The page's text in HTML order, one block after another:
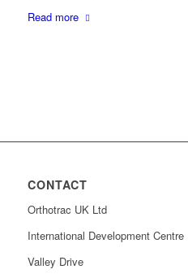
Read more
CONTACT
Orthotrac UK Ltd
International Development Centre
Valley Drive